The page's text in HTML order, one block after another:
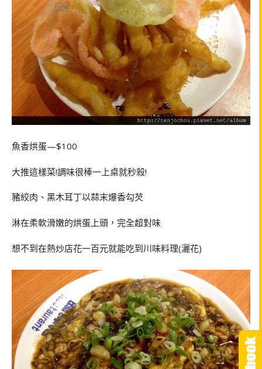
魚香烘蛋—$100
大推這樣菜!調味很棒一上桌就秒殺!
豬絞肉、黑木耳丁以蒜末爆香勾芡
淋在柔軟滑嫩的烘蛋上頭，完全超對味
想不到在熱炒店花一百元就能吃到川味料理(灑花)